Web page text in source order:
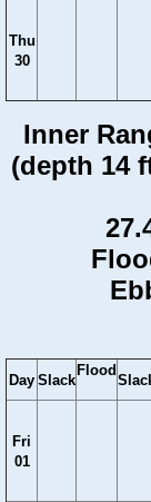
Thu
30
Inner
(depth 14
Day Slack
Flood
Fri
01